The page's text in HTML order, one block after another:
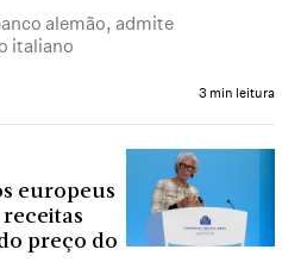
alemão, admite
italiano
3 min leitura
europeus
preço do